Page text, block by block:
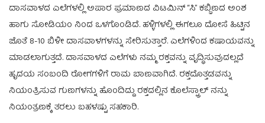
ದಾಸವಾಳದ ಎಲೆಗಳಲ್ಲಿ ಅಪಾರ ಪ್ರಮಾಣದ ವಿಟಮಿನ್ “ಸಿ” ಕಬ್ಬಿಣದ ಅಂಶ
ಹಾಗು ಸೋಡಿಯಂ ನಿಂದ ಒಳಗೊಂಡಿದೆ. ಹಳ್ಳಿಗಳಲ್ಲಿ ಈಗಲೂ ದೋಸೆ ಹಿಟ್ಟಿನ
ಜೊತೆ 8-10 ಬಿಳೀ ದಾಸವಾಳಗಳನ್ನು ಸೇರಿಸುತ್ತಾರೆ. ಎಲೆಗಳಿಂದ ಕಷಾಯವನ್ನು
ಮಾಡಲಾಗುತ್ತದೆ. ದಾಸವಾಳದ ಎಲೆಗಳು ನಮ್ಮ ರಕ್ತವನ್ನು ವೃದ್ಧಿಸುವುದಲ್ಲದೆ
ಹೃದಯ ಸಂಬಂದಿ ರೋಗಗಳಿಗೆ ರಾಮ ಬಾಣವಾಗಿದೆ. ರಕ್ತದೊತ್ತಡವನ್ನು
ನಿಯಂತ್ರಿಸುವ ಗುಣಗಳನ್ನು ಹೊಂದಿದ್ದು ರಕ್ತದಲ್ಲಿನ ಕೊಲೆಸ್ಟ್ರಾಲ್ ನನ್ನು
ನಿಯಂತ್ರಣಕ್ಕೆ ತರಲು ಬಹಳಷ್ಟು ಸಹಕಾರಿ.